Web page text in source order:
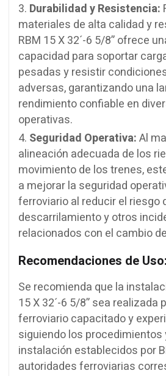
Durabilidad y Resistencia:
materiales de alta calidad y
RBM 15 X 32´-6 5/8” ofrece
capacidad para soportar
pesadas y resistir
adversas, garantizando una
rendimiento confiable en
operativas.
Seguridad Operativa:Al
alineación adecuada de los
movimiento de los trenes,
a mejorar la seguridad
ferroviario al reducir el riesgo
descarrilamiento y otros
relacionados con el cambio
Recomendaciones de Uso:
Se recomienda que la
15 X 32´-6 5/8” sea realizada
ferroviario capacitado y
siguiendo los
instalación establecidos por
autoridades ferroviarias